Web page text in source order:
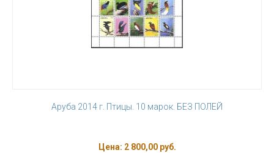
Аруба 2014 г. Птицы. 10 марок. БЕЗ ПОЛЕЙ
Цена: 2 800,00 руб.